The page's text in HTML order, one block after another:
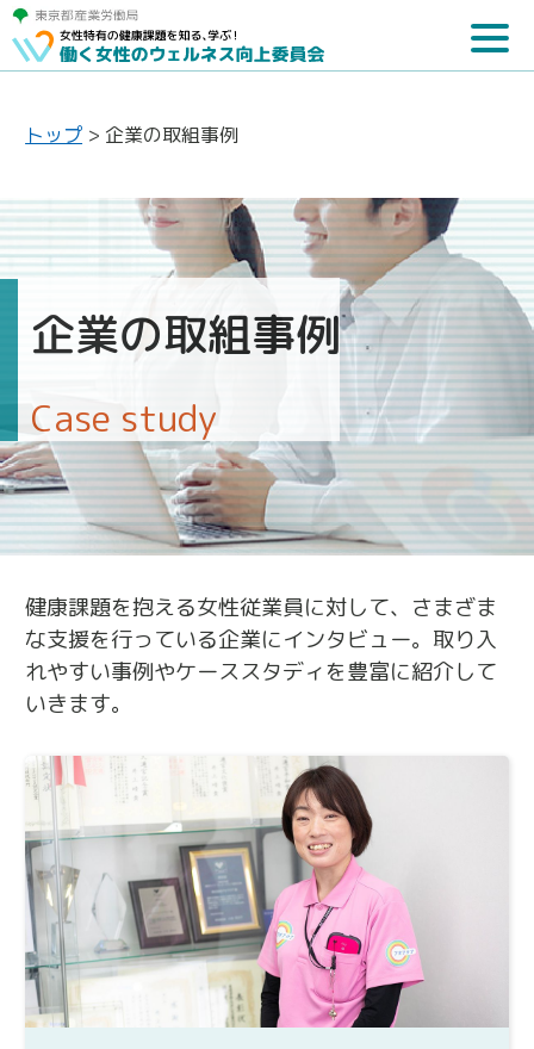
トップ > 企業の取組事例
企業の取組事例
Case study
健康課題を抱える女性従業員に対して、さまざま
な支援を行っている企業にインタビュー。取り入
れやすい事例やケーススタディを豊富に紹介して
いきます。